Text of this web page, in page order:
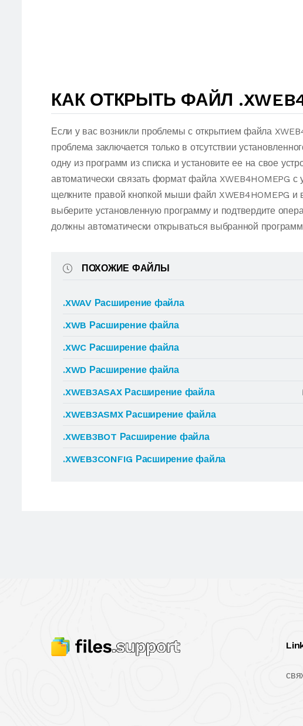
КАК ОТКРЫТЬ ФАЙЛ
Если у вас возникли проблемы с открытием файла
проблема заключается только в отсутствии
одну из программ из списка и установите ее на свое
автоматически связать формат файла XWEB4HOMEPG
щелкните правой кнопкой мыши файл XWEB4HOMEPG и
выберите установленную программу и подтвердите
должны автоматически открываться выбранной
ПОХОЖИЕ ФАЙЛЫ
.XWAV Расширение файла
.XWB Расширение файла
.XWC Расширение файла
.XWD Расширение файла
.XWEB3ASAX Расширение файла
.XWEB3ASMX Расширение файла
.XWEB3BOT Расширение файла
.XWEB3CONFIG Расширение файла